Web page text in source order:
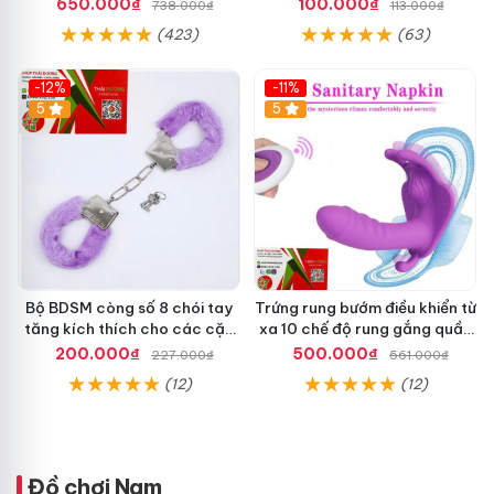
650.000₫ 738.000₫
(423)
100.000₫
113.000₫
(63)
-12%
5
Bộ BDSM còng số 8 chói tay
tăng kích thích cho các cặp
dôi
200.000₫ 227.000₫
(12)
-11%
5
Trứng rung bướm điều khiển từ
xa 10 chế độ rung gắng quần
lót nữ dễ dùng
500.000₫ 561.000₫
(12)
Đồ chơi Nam